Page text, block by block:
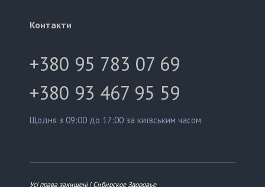
Контакти
+380 95 783 07 69
+380 93 467 95 59
Щодня з 09:00 до 17:00 за київським часом
Усі права захищені | Сибирское Здоровье